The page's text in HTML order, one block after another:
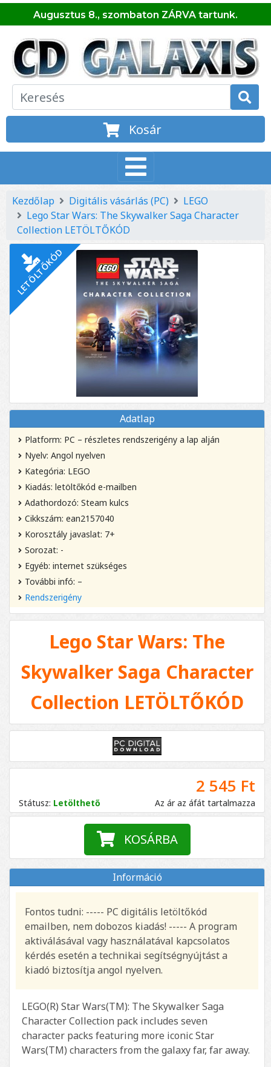
Augusztus 8., szombaton ZÁRVA tartunk.
Kosár
Kezdőlap Digitális vásárlás (PC)
LEGO
Lego Star Wars: The Skywalker Saga Character
Collection LETÖLTŐKÓD
LETÖLTŐKÓD
Adatlap
Platform: PC – részletes rendszerigény a lap alján
Nyelv: Angol nyelven
Kategória: LEGO
Kiadás: letöltőkód e-mailben
Adathordozó: Steam kulcs
Cikkszám: ean2157040
Korosztály javaslat: 7+
Sorozat: -
Egyéb: internet szükséges
További infó: –
Rendszerigény
Lego Star Wars: The
Skywalker Saga Character
Collection LETÖLTŐKÓD
Státusz: Letölthető
2 545 Ft
Az ár az áfát tartalmazza
KOSÁRBA
Információ
Fontos tudni: ----- PC digitális letöltőkód
emailben, nem dobozos kiadás! ----- A program
aktiválásával vagy használatával kapcsolatos
kérdés esetén a technikai segítségnyújtást a
kiadó biztosítja angol nyelven.
LEGO(R) Star Wars(TM): The Skywalker Saga
Character Collection pack includes seven
character packs featuring more iconic Star
Wars(TM) characters from the galaxy far, far away.